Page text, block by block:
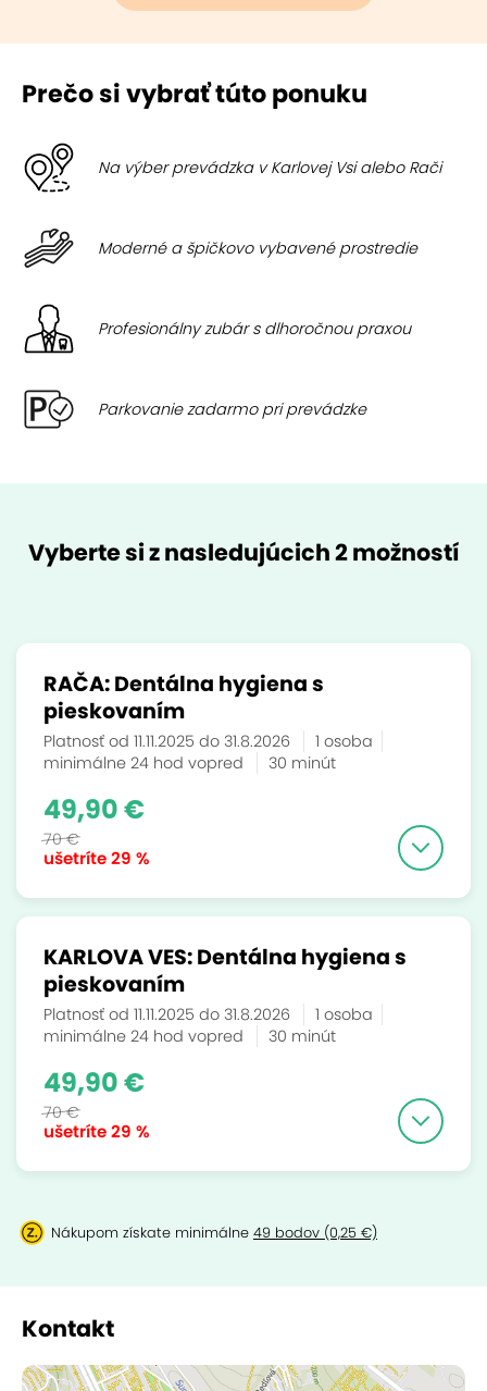
Prečo si vybrať túto ponuku
Na výber prevádzka v Karlovej Vsi alebo Rači
Moderné a špičkovo vybavené prostredie
Profesionálny zubár s dlhoročnou praxou
Parkovanie zadarmo pri prevádzke
Vyberte si z nasledujúcich 2 možností
RAČA: Dentálna hygiena s
pieskovaním
Platnosť od 11.11.2025 do 31.8.2026
1 osoba
minimálne 24 hod vopred
30 minút
ušetríte29 %
49,90 €
70 €
KARLOVA VES: Dentálna hygiena s
pieskovaním
Platnosť od 11.11.2025 do 31.8.2026
1 osoba
minimálne 24 hod vopred
30 minút
ušetríte29 %
49,90 €
70 €
Nákupom získate minimálne 49 bodov (0,25 €)
Kontakt